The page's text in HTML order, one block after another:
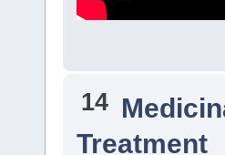
14
Treatment